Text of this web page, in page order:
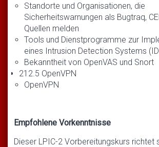
Standorte und Organisationen, die
Sicherheitswarnungen als Bugtraq,
Quellen melden
Tools und Dienstprogramme zur
eines Intrusion Detection Systems
Bekanntheit von OpenVAS und Snort
212.5 OpenVPN
OpenVPN
Empfohlene Vorkenntnisse
Dieser LPIC-2 Vorbereitungskurs richtet